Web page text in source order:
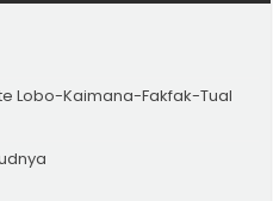
Lobo-Kaimana-Fakfak-Tual